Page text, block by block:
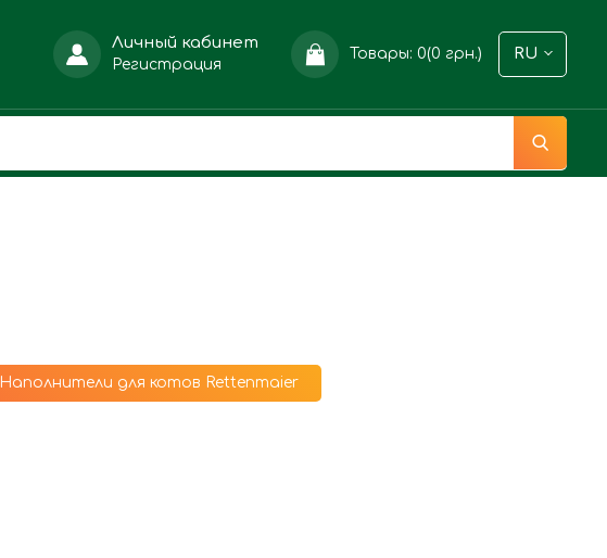
Личный кабинет
Регистрация
Товары: 0(0 грн.) RU
Наполнители для котов Rettenmaier